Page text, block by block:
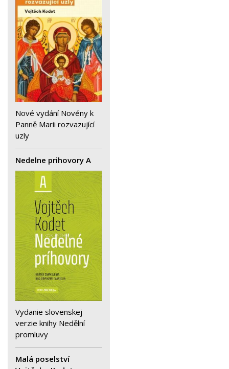
Nové vydání Novény k
Panně Marii rozvazující
uzly
Nedelne prihovory A
Vydanie slovenskej
verzie knihy Nedělní
promluvy
Malá poselství